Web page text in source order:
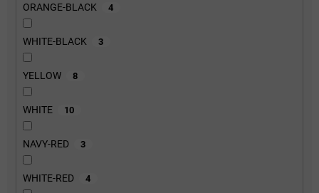
ORANGE-BLACK 4
WHITE-BLACK 3
YELLOW 8
WHITE 10
NAVY-RED 3
WHITE-RED 4